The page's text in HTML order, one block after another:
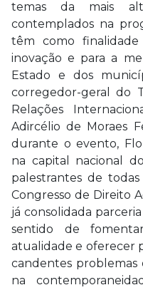
temas da mais
contemplados na
têm como
inovação e para a
Estado e dos
corregedor-geral do
Relações
Adircélio de Moraes
durante o evento,
na capital nacional
palestrantes de
Congresso de Direito
já consolidada
sentido de
atualidade e oferecer
candentes
na